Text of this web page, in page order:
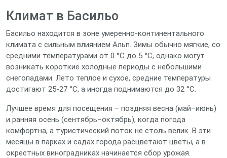
Климат в Басильо
Басильо находится в зоне умеренно‑континентального
климата с сильным влиянием Альп. Зимы обычно мягкие, со
средними температурами от 0 °C до 5 °C, однако могут
возникать короткие холодные периоды с небольшими
снегопадами. Лето теплое и сухое, средние температуры
достигают 25‑27 °C, а иногда поднимаются до 32 °C.
Лучшее время для посещения – поздняя весна (май–июнь)
и ранняя осень (сентябрь–октябрь), когда погода
комфортна, а туристический поток не столь велик. В эти
месяцы в парках и садах города расцветают цветы, а в
окрестных виноградниках начинается сбор урожая.